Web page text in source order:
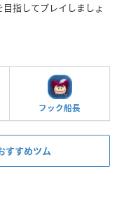
指してプレイしましょ
フック船長
すすめツム